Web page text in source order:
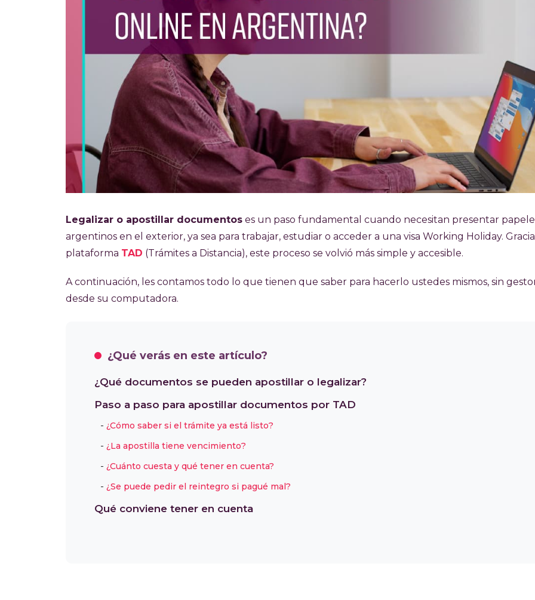
Legalizar o apostillar documentos es un paso fundamental cuando necesitan presentar
argentinos en el exterior, ya sea para trabajar, estudiar o acceder a una visa Working Holiday.
plataforma TAD (Trámites a Distancia), este proceso se volvió más simple y accesible.
A continuación, les contamos todo lo que tienen que saber para hacerlo ustedes mismos, sin
desde su computadora.
¿Qué verás en este artículo?
¿Qué documentos se pueden apostillar o legalizar?
Paso a paso para apostillar documentos por TAD
¿Cómo saber si el trámite ya está listo?
¿La apostilla tiene vencimiento?
¿Cuánto cuesta y qué tener en cuenta?
¿Se puede pedir el reintegro si pagué mal?
Qué conviene tener en cuenta